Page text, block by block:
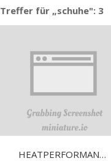
Treffer für „schuhe": 3
HEATPERFORMANCE